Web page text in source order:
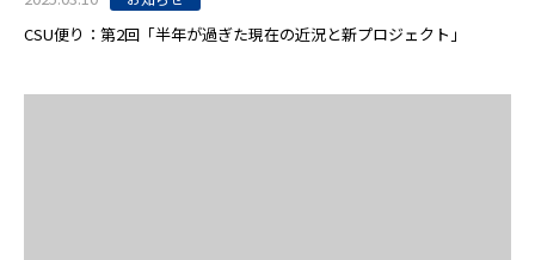
CSU便り：第2回「半年が過ぎた現在の近況と新プロジェクト」